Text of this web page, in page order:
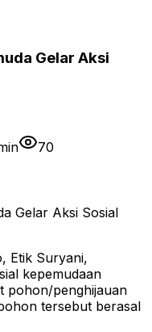
Gelar Aksi
70
Etik Suryani,
kepemudaan
pohon/penghijauan
tersebut berasal